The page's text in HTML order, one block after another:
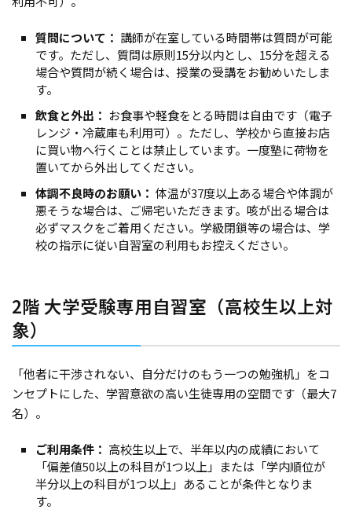
質問について： 講師が在室している時間帯は質問が可能
です。ただし、質問は原則15分以内とし、15分を超える
場合や質問が続く場合は、授業の受講をお勧めいたしま
す。
飲食と外出： お食事や軽食をとる時間は自由です（電子
レンジ・冷蔵庫も利用可）。ただし、学校から直接お店
に買い物へ行くことは禁止しています。一度塾に荷物を
置いてから外出してください。
体調不良時のお願い： 体温が37度以上ある場合や体調が
悪そうな場合は、ご帰宅いただきます。咳が出る場合は
必ずマスクをご着用ください。学級閉鎖等の場合は、学
校の指示に従い自習室の利用もお控えください。
2階 大学受験専用自習室（高校生以上対
象）
「他者に干渉されない、自分だけのもう一つの勉強机」をコ
ンセプトにした、学習意欲の高い生徒専用の空間です（最大7
名）。
ご利用条件： 高校生以上で、半年以内の成績において
「偏差値50以上の科目が1つ以上」または「学内順位が
半分以上の科目が1つ以上」あることが条件となりま
す。